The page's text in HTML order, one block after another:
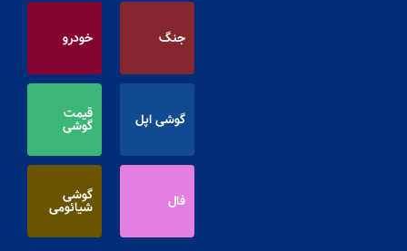
جنگ خودرو
گوشی اپل قیمت
گوشی
فال گوشی
شیائومی